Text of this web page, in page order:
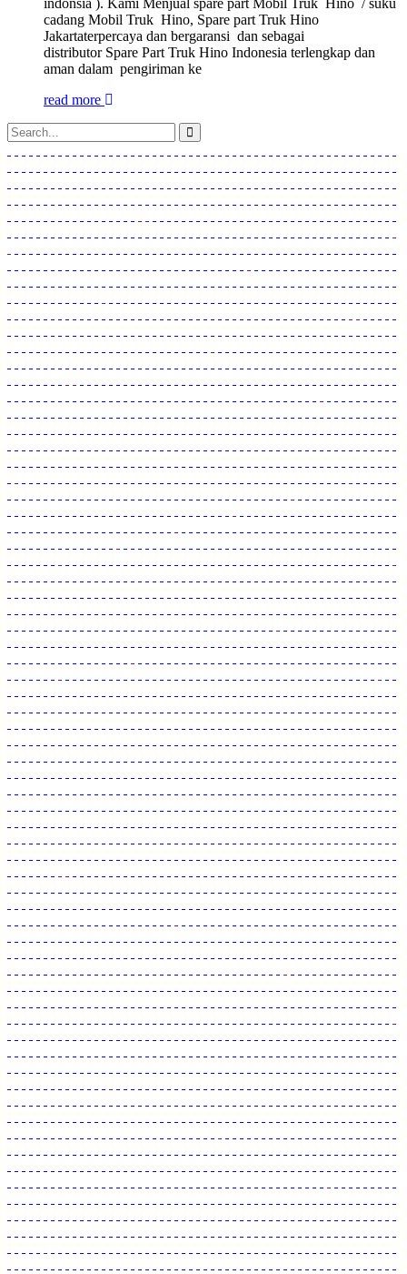
indonsia ). Kami Menjual spare part Mobil Truk Hino / suku
cadang Mobil Truk Hino, Spare part Truk Hino
Jakartaterpercaya dan bergaransi dan sebagai
distributor Spare Part Truk Hino Indonesia terlengkap dan
aman dalam pengiriman ke
read more